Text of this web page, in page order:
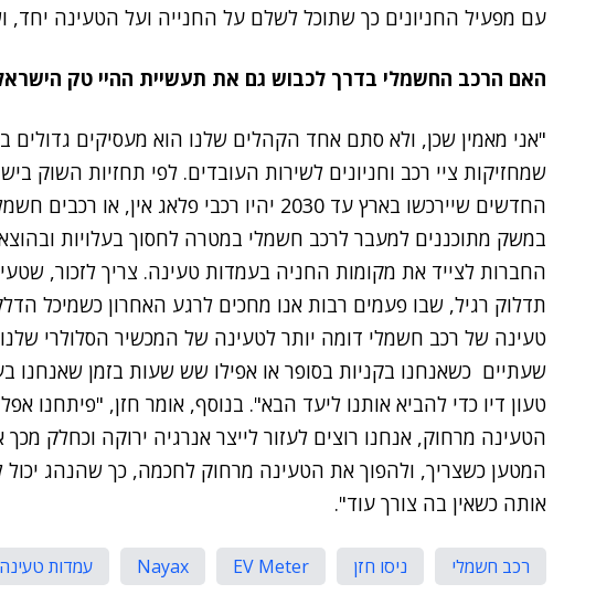
עם מפעיל החניונים כך שתוכל לשלם על החנייה ועל הטעינה יחד,
האם הרכב החשמלי בדרך לכבוש גם את תעשיית ההיי טק
"אני מאמין שכן, ולא סתם אחד הקהלים שלנו הוא מעסיקים
החדשים שיירכשו בארץ עד 2030 יהיו רכבי פלאג
במשק מתוכננים למעבר לרכב חשמלי במטרה לחסוך בעלויות
החברות לצייד את מקומות החניה בעמדות טעינה. צריך לזכור,
תדלוק רגיל, שבו פעמים רבות אנו מחכים לרגע האחרון כשמיכל
טעינה של רכב חשמלי דומה יותר לטעינה של המכשיר הסלולרי
שעתיים כשאנחנו בקניות בסופר או אפילו שש שעות בזמן
טעון דיו כדי להביא אותנו ליעד הבא". בנוסף, אומר חזן, "פיתחנו
הטעינה מרחוק, אנחנו רוצים לעזור לייצר אנרגיה ירוקה וכחלק
המטען כשצריך, ולהפוך את הטעינה מרחוק לחכמה, כך שהנהג
אותה כשאין בה צורך עוד".
רכב חשמלי ניסו חזן EV Meter
Nayax עמדות טעינה